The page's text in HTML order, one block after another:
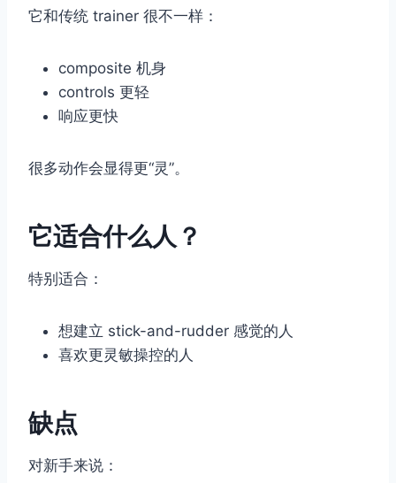
它和传统 trainer 很不一样：
composite 机身
controls 更轻
响应更快
很多动作会显得更“灵”。
它适合什么人？
特别适合：
想建立 stick-and-rudder 感觉的人
喜欢更灵敏操控的人
缺点
对新手来说：